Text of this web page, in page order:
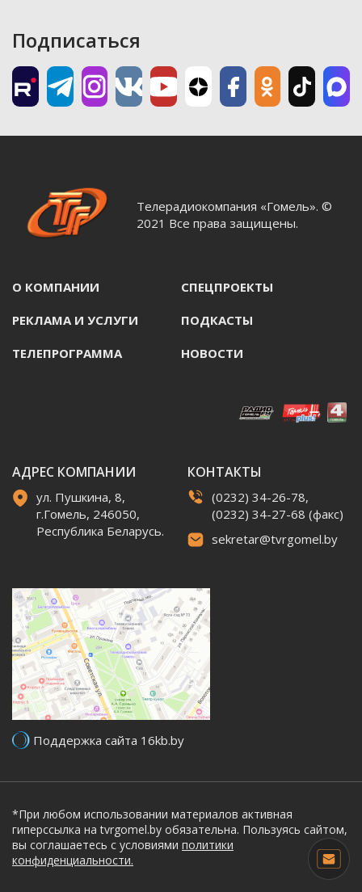
Подписаться
Телерадиокомпания «Гомель». ©
2021 Все права защищены.
О КОМПАНИИ СПЕЦПРОЕКТЫ
РЕКЛАМА И УСЛУГИ ПОДКАСТЫ
ТЕЛЕПРОГРАММА НОВОСТИ
АДРЕС КОМПАНИИ
ул. Пушкина, 8,
г.Гомель, 246050,
Республика Беларусь.
КОНТАКТЫ
(0232) 34-26-78,
(0232) 34-27-68 (факс)
sekretar@tvrgomel.by
Поддержка сайта 16kb.by
*При любом использовании материалов активная
гиперссылка на tvrgomel.by обязательна. Пользуясь сайтом,
вы соглашаетесь с условиями политики
конфиденциальности.